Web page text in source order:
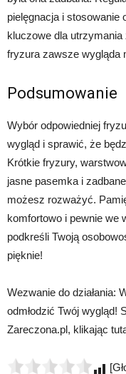
pielęgnacja i stosowanie
kluczowe dla utrzymania
fryzura zawsze wygląda
Podsumowanie
Wybór odpowiedniej
wygląd i sprawić, że
Krótkie fryzury,
jasne pasemka i
możesz rozważyć.
komfortowo i pewnie we
podkreśli Twoją
pięknie!
Wezwanie do działania:
odmłodzić Twój wygląd!
Zareczona.pl, klikając